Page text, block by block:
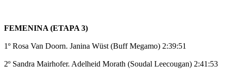
FEMENINA (ETAPA 3)
1º Rosa Van Doorn. Janina Wüst (Buff Megamo) 2:39:51
2º Sandra Mairhofer. Adelheid Morath (Soudal Leecougan) 2:41:53